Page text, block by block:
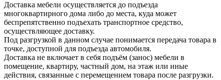
Доставка мебели осуществляется до подъезда
многоквартирного дома либо до места, куда может
беспрепятственно подъехать транспортное средство,
осуществляющее доставку.
Под разгрузкой в данном случае понимается передача товара в
точке, доступной для подъезда автомобиля.
Доставка не включает в себя подъём (занос) мебели в
помещение, квартиру, частный дом, на этаж или иные
действия, связанные с перемещением товара после разгрузки.